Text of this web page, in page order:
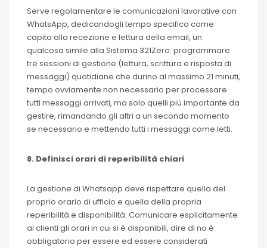
Serve regolamentare le comunicazioni lavorative con
WhatsApp, dedicandogli tempo specifico come
capita alla recezione e lettura della email, un
qualcosa simile alla Sistema 321Zero: programmare
tre sessioni di gestione (lettura, scrittura e risposta di
messaggi) quotidiane che durino al massimo 21 minuti,
tempo ovviamente non necessario per processare
tutti messaggi arrivati, ma solo quelli più importante da
gestire, rimandando gli altri a un secondo momento
se necessario e mettendo tutti i messaggi come letti.
8. Definisci orari di reperibilità chiari
La gestione di Whatsapp deve rispettare quella del
proprio orario di ufficio e quella della propria
reperibilità e disponibilità. Comunicare esplicitamente
ai clienti gli orari in cui si è disponibili, dire di no è
obbligatorio per essere ed essere considerati